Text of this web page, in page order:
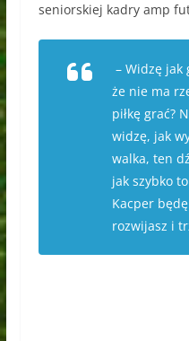
seniorskiej kadry amp
– Widzę jak
że nie ma
piłkę grać?
widzę, jak
walka, ten
jak szybko
Kacper
rozwijasz i